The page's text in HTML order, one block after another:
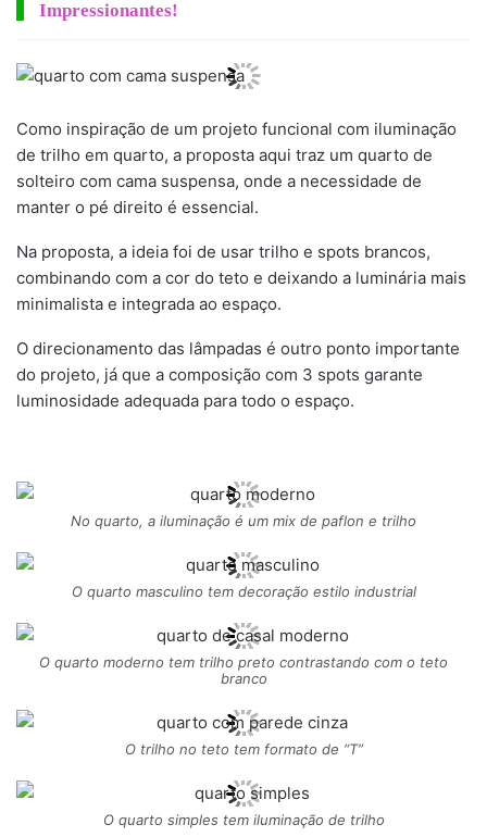
Impressionantes!
Como inspiração de um projeto funcional com iluminação
de trilho em quarto, a proposta aqui traz um quarto de
solteiro com cama suspensa, onde a necessidade de
manter o pé direito é essencial.
Na proposta, a ideia foi de usar trilho e spots brancos,
combinando com a cor do teto e deixando a luminária mais
minimalista e integrada ao espaço.
O direcionamento das lâmpadas é outro ponto importante
do projeto, já que a composição com 3 spots garante
luminosidade adequada para todo o espaço.
No quarto, a iluminação é um mix de paflon e trilho
O quarto masculino tem decoração estilo industrial
O quarto moderno tem trilho preto contrastando com o teto
branco
O trilho no teto tem formato de “T”
O quarto simples tem iluminação de trilho